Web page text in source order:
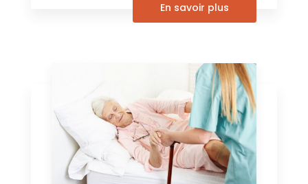
En savoir plus